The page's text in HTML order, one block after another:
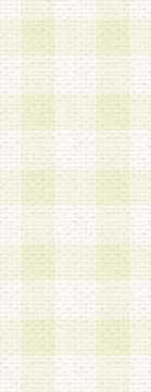
1.会員は
加する際
スワード
2.登録の
の使用
3.会員は
貸与、
ならない
4.当社は
盗用など
き事由の
のとしま